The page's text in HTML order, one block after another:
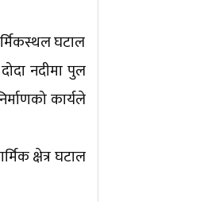
घटाल
नदीमा पुल
कार्यले
क्षेत्र घटाल